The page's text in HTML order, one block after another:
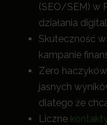
(SEO/SEM) w
działania
Skuteczność
kampanie
Zero
jasnych
dlatego że
Liczne